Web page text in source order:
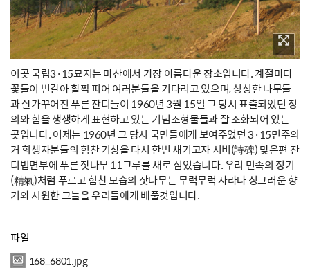
이곳 국립3·15묘지는 마산에서 가장 아름다운 장소입니다. 계절마다
꽃들이 번갈아 활짝 피어 여러분들을 기다리고 있으며, 싱싱한 나무들
과 잘가꾸어진 푸른 잔디들이 1960년 3월 15일 그 당시 표출되었던 정
의와 힘을 생생하게 표현하고 있는 기념조형물들과 잘 조화되어 있는
곳입니다. 어제는 1960년 그 당시 국민들에게 보여주었던 3·15민주의
거 희생자분들의 힘찬 기상을 다시 한번 새기고자 시비(詩碑) 맞은편 잔
디법면부에 푸른 잣나무 11그루를 새로 심었습니다. 우리 민족의 정기
(精氣)처럼 푸르고 힘찬 모습의 잣나무는 무럭무럭 자라나 싱그러운 향
기와 시원한 그늘을 우리들에게 베풀것입니다.
파일
168_6801.jpg